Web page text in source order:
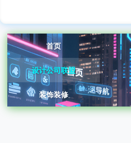
首页
设计公司联盟
装饰装修